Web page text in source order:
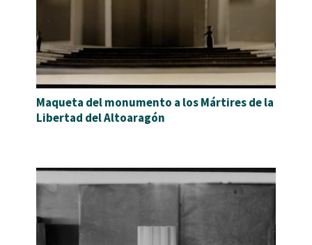
Maqueta del monumento a los Mártires de la
Libertad del Altoaragón